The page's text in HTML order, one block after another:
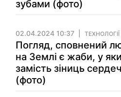
зубами (фото)
02.04.2024 10:37
Погляд, сповнений
на Землі є жаби, у
замість зіниць
(фото)